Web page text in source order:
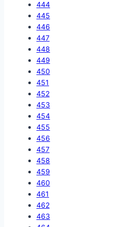
444
445
446
447
448
449
450
451
452
453
454
455
456
457
458
459
460
461
462
463